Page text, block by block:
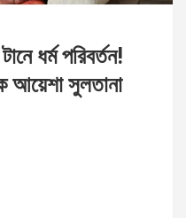
ধর্ম পরিবর্তন!
আয়েশা সুলতানা